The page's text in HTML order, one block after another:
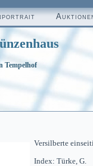
Tempelhof
Versilberte
Index: Türke, G.